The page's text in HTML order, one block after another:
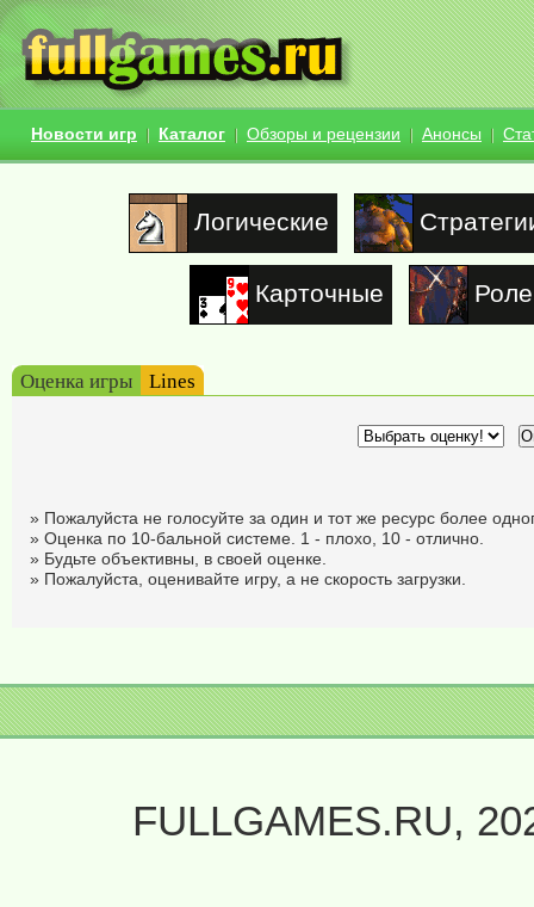
Новости игр Каталог Обзоры и рецензии Анонсы
Логические
Карточные
Оценка игры Lines
» Пожалуйста не голосуйте за один и тот же ресурс более
» Оценка по 10-бальной системе. 1 - плохо, 10 - отлично.
» Будьте объективны, в своей оценке.
» Пожалуйста, оценивайте игру, а не скорость загрузки.
FULLGAMES.RU,